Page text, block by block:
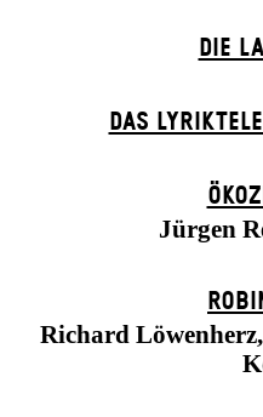
DIE
DAS
Jürgen
Richard